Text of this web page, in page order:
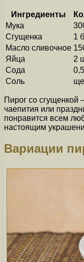
Ингредиенты
Мука
Сгущенка
1
Масло сливочное
Яйца
2
Сода
Соль
Пирог со сгущенкой
чаепития или
понравится всем
настоящим
Вариации